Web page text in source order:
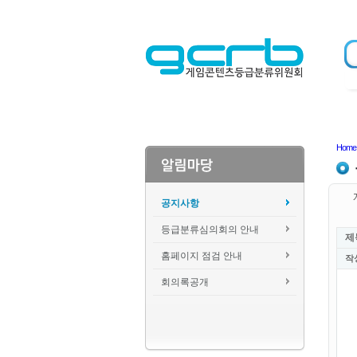
공지사항
등급분류심의회의 안내
홈페이지 점검 안내
회의록공개
Home
제
작